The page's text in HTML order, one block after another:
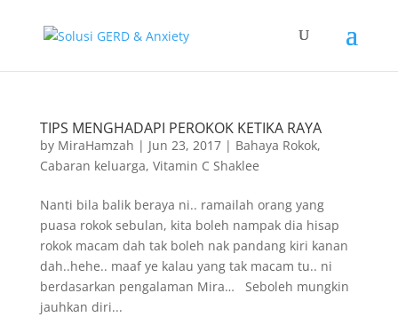
TIPS MENGHADAPI PEROKOK KETIKA RAYA
by MiraHamzah | Jun 23, 2017| Bahaya Rokok,
Cabaran keluarga, Vitamin C Shaklee
Nanti bila balik beraya ni.. ramailah orang yang
puasa rokok sebulan, kita boleh nampak dia hisap
rokok macam dah tak boleh nak pandang kiri kanan
dah..hehe.. maaf ye kalau yang tak macam tu.. ni
berdasarkan pengalaman Mira… Seboleh mungkin
jauhkan diri...